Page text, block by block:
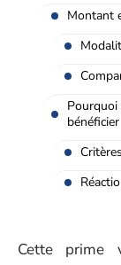
Montant
Pourquoi
bénéficier
Cette prime